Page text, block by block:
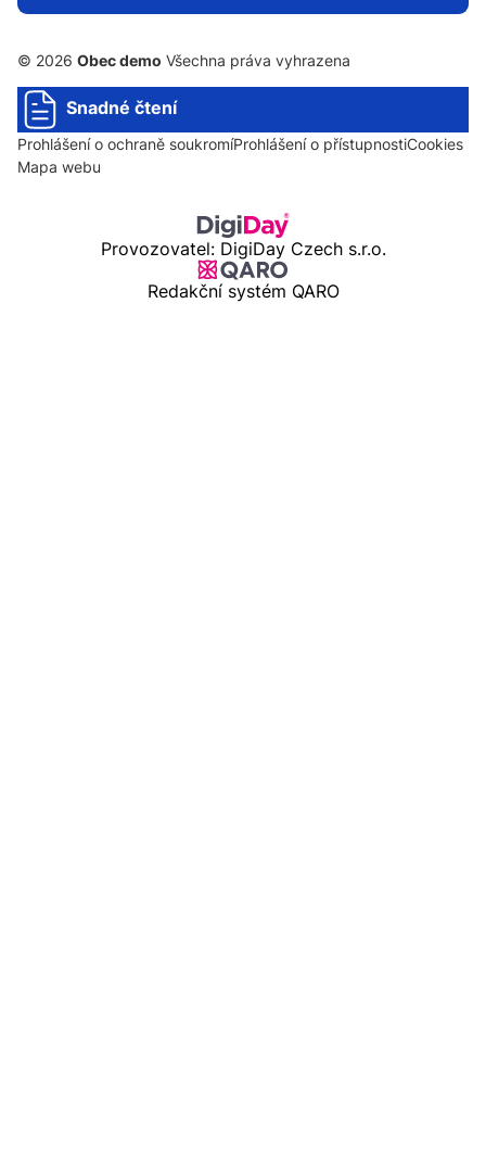
© 2026 Obec demo Všechna práva vyhrazena
Snadné čtení
Prohlášení o ochraně soukromíProhlášení o přístupnostiCookies
Mapa webu
Provozovatel: DigiDay Czech s.r.o.
Redakční systém QARO